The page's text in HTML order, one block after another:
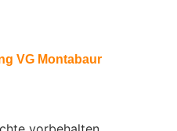
VG Montabaur